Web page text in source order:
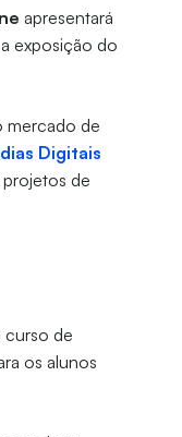
apresentará
exposição do
mercado de
Digitais
de
curso de
os alunos